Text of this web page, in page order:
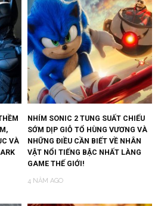
VÀ
NHÍM SONIC 2 TUNG SUẤT CHIẾU
SỚM DỊP GIỖ TỔ HÙNG VƯƠNG VÀ
NHỮNG ĐIỀU CẦN BIẾT VỀ NHÂN
VẬT NỔI TIẾNG BẬC NHẤT LÀNG
GAME THẾ GIỚI!
4 NĂM AGO